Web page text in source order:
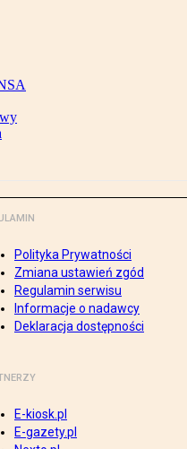
Polityka Prywatności
Zmiana ustawień zgód
Regulamin serwisu
Informacje o nadawcy
Deklaracja dostępności
E-kiosk.pl
E-gazety.pl